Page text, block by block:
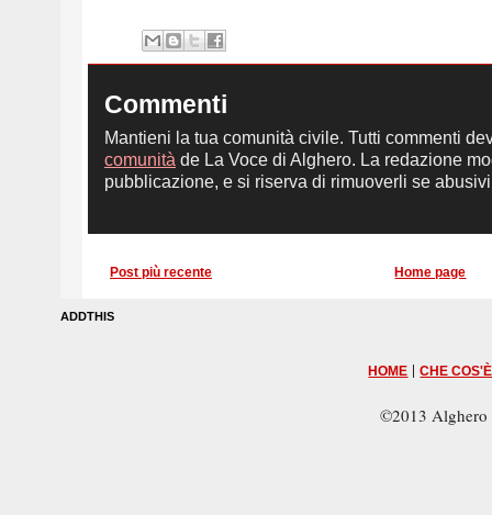
Commenti
Mantieni la tua comunità civile. Tutti commenti
comunità de La Voce di Alghero. La redazione
pubblicazione, e si riserva di rimuoverli se
Post più recente Home page
ADDTHIS
HOME |CHE
©2013 Alghero